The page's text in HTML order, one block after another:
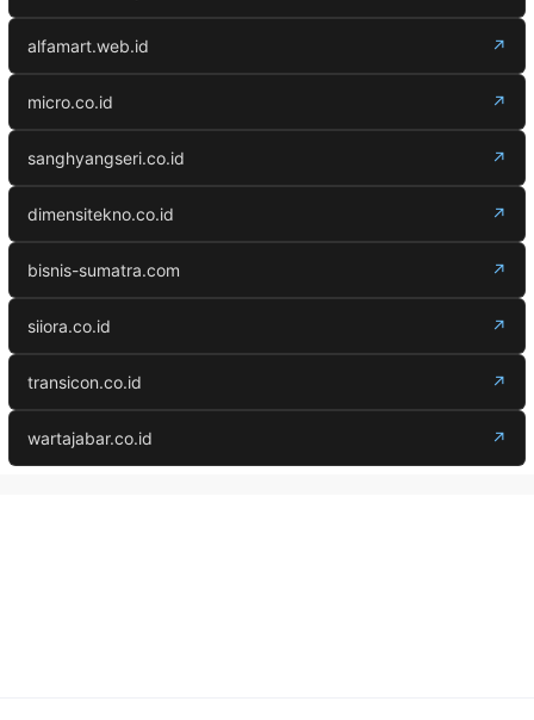
alfamart.web.id ↗
micro.co.id ↗
sanghyangseri.co.id ↗
dimensitekno.co.id ↗
bisnis-sumatra.com ↗
siiora.co.id ↗
transicon.co.id ↗
wartajabar.co.id ↗